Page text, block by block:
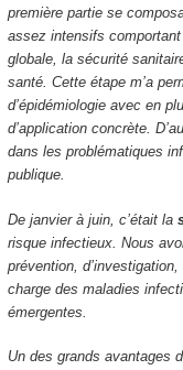
première partie se
assez intensifs
globale, la sécurité
santé. Cette étape m’a
d’épidémiologie avec en
d’application concrète.
dans les problématiques
publique.
De janvier à juin, c’était la
risque infectieux. Nous
prévention,
charge des maladies
émergentes.
Un des grands avantages